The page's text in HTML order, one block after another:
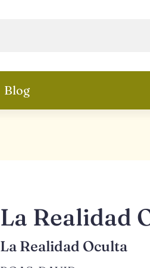
Blog
La Realidad
La Realidad Oculta